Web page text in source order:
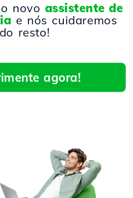
novo assistente de
e nós cuidaremos
do resto!
agora!